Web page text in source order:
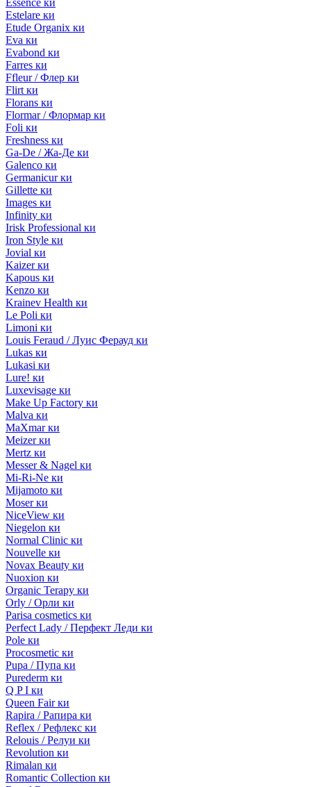
Essence ки
Estelare ки
Etude Organix ки
Eva ки
Evabond ки
Farres ки
Ffleur / Флер ки
Flirt ки
Florans ки
Flormar / Флормар ки
Foli ки
Freshness ки
Ga-De / Жа-Де ки
Galenco ки
Germanicur ки
Gillette ки
Images ки
Infinity ки
Irisk Professional ки
Iron Style ки
Jovial ки
Kaizer ки
Kapous ки
Kenzo ки
Krainev Health ки
Le Poli ки
Limoni ки
Louis Feraud / Луис Ферауд ки
Lukas ки
Lukasi ки
Lure! ки
Luxevisage ки
Make Up Factory ки
Malva ки
MaXmar ки
Meizer ки
Mertz ки
Messer & Nagel ки
Mi-Ri-Ne ки
Mijamoto ки
Moser ки
NiceView ки
Niegelon ки
Normal Clinic ки
Nouvelle ки
Novax Beauty ки
Nuoxion ки
Organic Terapy ки
Orly / Орли ки
Parisa cosmetics ки
Perfect Lady / Перфект Леди ки
Pole ки
Procosmetic ки
Pupa / Пупа ки
Purederm ки
Q P I ки
Queen Fair ки
Rapira / Рапира ки
Reflex / Рефлекс ки
Relouis / Релуи ки
Revolution ки
Rimalan ки
Romantic Collection ки